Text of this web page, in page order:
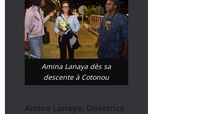
Amina Lanaya dès sa
descente à Cotonou
Amina Lanaya, Directrice